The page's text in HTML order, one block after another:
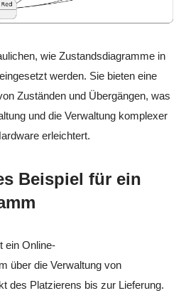
wie Zustandsdiagramme in
werden. Sie bieten eine
Zuständen und Übergängen, was
und die Verwaltung komplexer
erleichtert.
Beispiel für ein
ein Online-
über die Verwaltung von
des Platzierens bis zur Lieferung.